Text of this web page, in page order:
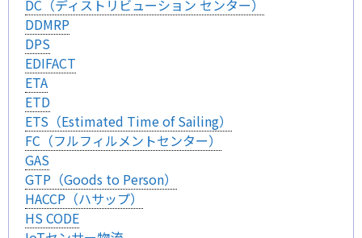
DC（ディストリビューション センター）
DDMRP
DPS
EDIFACT
ETA
ETD
ETS（Estimated Time of Sailing）
FC（フルフィルメントセンター）
GAS
GTP（Goods to Person）
HACCP（ハサップ）
HS CODE